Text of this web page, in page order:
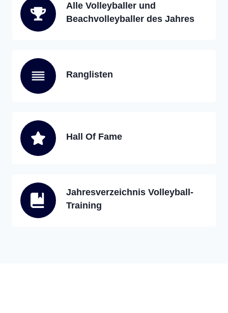
Alle Volleyballer und
Beachvolleyballer des Jahres
Ranglisten
Hall Of Fame
Jahresverzeichnis Volleyball-
Training